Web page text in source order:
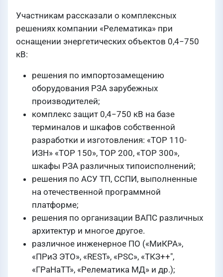
Участникам рассказали о комплексных
решениях компании «Релематика» при
оснащении энергетических объектов 0,4−750
кВ:
решения по импортозамещению
оборудования РЗА зарубежных
производителей;
комплекс защит 0,4−750 кВ на базе
терминалов и шкафов собственной
разработки и изготовления: «ТОР 110-
ИЗН» «ТОР 150», ТОР 200, «ТОР 300»,
шкафы РЗА различных типоисполнений;
решения по АСУ ТП, ССПИ, выполненные
на отечественной программной
платформе;
решения по организации ВАПС различных
архитектур и многое другое.
различное инженерное ПО («МиКРА»,
«ПРиЗ ЭТО», «REST», «PSC», «ТКЗ++",
«ГРаНаТТ», «Релематика МД» и др.);